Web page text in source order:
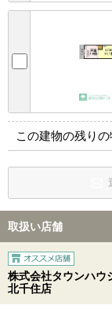
この建物の残り
取扱い店舗
株式会社タウンハウ
北千住店